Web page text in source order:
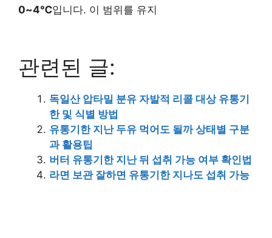
0~4℃입니다. 이 범위를 유지
관련된 글:
독일산 압타밀 분유 자발적 리콜 대상 유통기
한 및 식별 방법
유통기한 지난 두유 먹어도 될까 상태별 구분
과 활용팁
버터 유통기한 지난 뒤 섭취 가능 여부 확인법
라면 보관 잘하면 유통기한 지나도 섭취 가능